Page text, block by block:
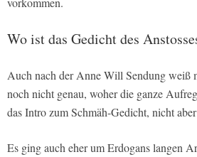
Wo ist das Gedicht des
Auch nach der Anne Will Sendung weiß
noch nicht genau, woher die ganze
das Intro zum Schmäh-Gedicht, nicht
Es ging auch eher um Erdogans langen